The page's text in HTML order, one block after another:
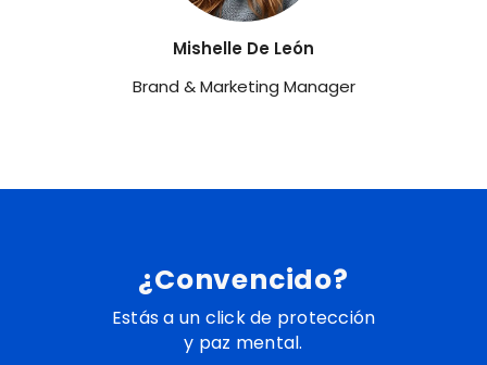
Mishelle De León
Brand & Marketing Manager
¿Convencido?
Estás a un click de protección
y paz mental.